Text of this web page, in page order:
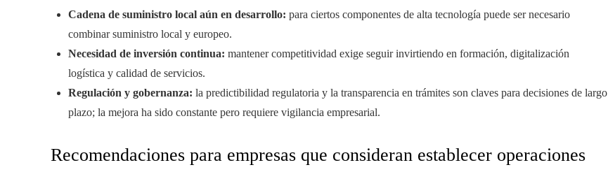
Cadena de suministro local aún en desarrollo: para ciertos componentes de alta tecnología puede ser necesario
combinar suministro local y europeo.
Necesidad de inversión continua: mantener competitividad exige seguir invirtiendo en formación, digitalización
logística y calidad de servicios.
Regulación y gobernanza: la predictibilidad regulatoria y la transparencia en trámites son claves para decisiones de largo
plazo; la mejora ha sido constante pero requiere vigilancia empresarial.
Recomendaciones para empresas que consideran establecer operaciones